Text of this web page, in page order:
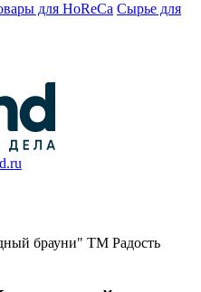
для HoReCa Сырье для
брауни" TM Радость